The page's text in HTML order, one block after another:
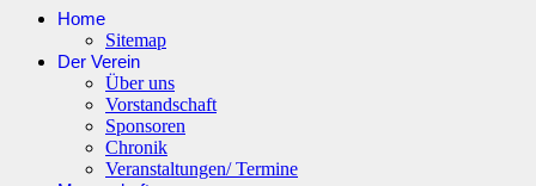
Home
Sitemap
Der Verein
Über uns
Vorstandschaft
Sponsoren
Chronik
Veranstaltungen/ Termine